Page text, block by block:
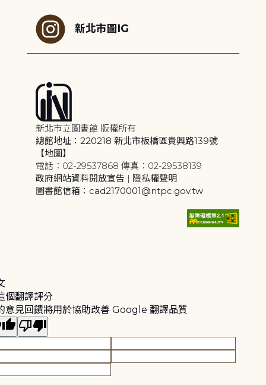
新北市圖IG
新北市立圖書館 版權所有
總館地址：220218 新北市板橋區貴興路139號
【地圖】
電話：02-29537868 傳真：02-29538139
政府網站資料開放宣告 | 隱私權聲明
圖書館信箱：cad2170001@ntpc.gov.tw
個翻譯評分
意見回饋將用於協助改善 Google 翻譯品質